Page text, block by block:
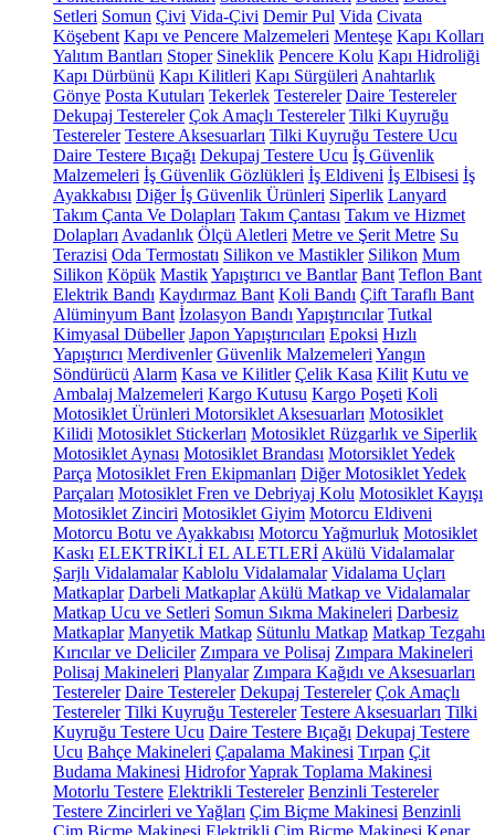
Setleri Somun Çivi Vida-Çivi Demir Pul Vida Civata
Köşebent Kapı ve Pencere Malzemeleri Menteşe Kapı Kolları
Yalıtım Bantları Stoper Sineklik Pencere Kolu Kapı Hidroliği
Kapı Dürbünü Kapı Kilitleri Kapı Sürgüleri Anahtarlık
Gönye Posta Kutuları Tekerlek Testereler Daire Testereler
Dekupaj Testereler Çok Amaçlı Testereler Tilki Kuyruğu
Testereler Testere Aksesuarları Tilki Kuyruğu Testere Ucu
Daire Testere Bıçağı Dekupaj Testere Ucu İş Güvenlik
Malzemeleri İş Güvenlik Gözlükleri İş Eldiveni İş Elbisesi İş
Ayakkabısı Diğer İş Güvenlik Ürünleri Siperlik Lanyard
Takım Çanta Ve Dolapları Takım Çantası Takım ve Hizmet
Dolapları Avadanlık Ölçü Aletleri Metre ve Şerit Metre Su
Terazisi Oda Termostatı Silikon ve Mastikler Silikon Mum
Silikon Köpük MastikYapıştırıcı ve Bantlar Bant Teflon Bant
Elektrik Bandı Kaydırmaz Bant Koli Bandı Çift Taraflı Bant
Alüminyum Bant İzolasyon Bandı Yapıştırıcılar Tutkal
Kimyasal Dübeller Japon Yapıştırıcıları Epoksi Hızlı
Yapıştırıcı Merdivenler Güvenlik Malzemeleri Yangın
Söndürücü Alarm Kasa ve Kilitler Çelik Kasa Kilit Kutu ve
Ambalaj Malzemeleri Kargo Kutusu Kargo Poşeti Koli
Motosiklet Ürünleri Motorsiklet Aksesuarları Motosiklet
Kilidi Motosiklet Stickerları Motosiklet Rüzgarlık ve Siperlik
Motosiklet Aynası Motosiklet Brandası Motorsiklet Yedek
Parça Motosiklet Fren Ekipmanları Diğer Motosiklet Yedek
Parçaları Motosiklet Fren ve Debriyaj Kolu Motosiklet Kayışı
Motosiklet Zinciri Motosiklet Giyim Motorcu Eldiveni
Motorcu Botu ve Ayakkabısı Motorcu Yağmurluk Motosiklet
Kaskı ELEKTRİKLİ EL ALETLERİ Akülü Vidalamalar
Şarjlı Vidalamalar Kablolu Vidalamalar Vidalama Uçları
Matkaplar Darbeli Matkaplar Akülü Matkap ve Vidalamalar
Matkap Ucu ve Setleri Somun Sıkma Makineleri Darbesiz
Matkaplar Manyetik Matkap Sütunlu Matkap Matkap Tezgahı
Kırıcılar ve Deliciler Zımpara ve Polisaj Zımpara Makineleri
Polisaj Makineleri Planyalar Zımpara Kağıdı ve Aksesuarları
Testereler Daire Testereler Dekupaj Testereler Çok Amaçlı
Testereler Tilki Kuyruğu Testereler Testere Aksesuarları Tilki
Kuyruğu Testere Ucu Daire Testere Bıçağı Dekupaj Testere
Ucu Bahçe Makineleri Çapalama Makinesi Tırpan Çit
Budama Makinesi HidroforYaprak Toplama Makinesi
Motorlu Testere Elektrikli Testereler Benzinli Testereler
Testere Zincirleri ve Yağları Çim Biçme Makinesi Benzinli
Çim Biçme Makinesi Elektrikli Çim Biçme Makinesi Kenar